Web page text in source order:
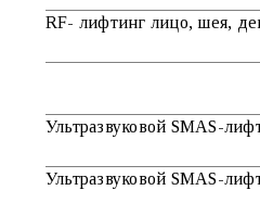
RF- лифтинг лицо, шея,
Ультразвуковой SMAS-
Ультразвуковой SMAS-